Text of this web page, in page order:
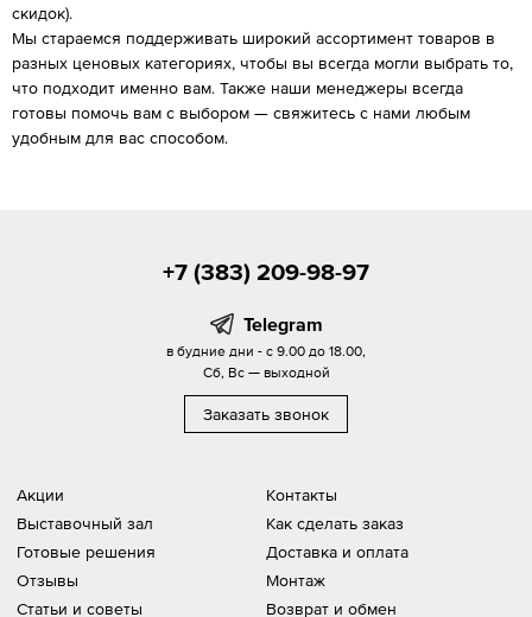
скидок).
Мы стараемся поддерживать широкий ассортимент товаров в
разных ценовых категориях, чтобы вы всегда могли выбрать то,
что подходит именно вам. Также наши менеджеры всегда
готовы помочь вам с выбором — свяжитесь с нами любым
удобным для вас способом.
Акции
Выставочный зал
Готовые решения
Отзывы
Статьи и советы
Контакты
Как сделать заказ
Доставка и оплата
Монтаж
Возврат и обмен
+7 (383) 209-98-97
Telegram
в будние дни - с 9.00 до 18.00,
Сб, Вс — выходной
Заказать звонок